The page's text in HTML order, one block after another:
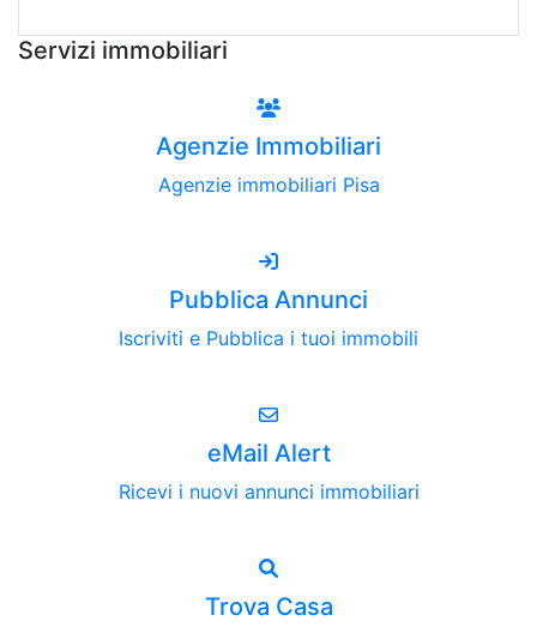
Servizi immobiliari
Agenzie Immobiliari
Agenzie immobiliari Pisa
Pubblica Annunci
Iscriviti e Pubblica i tuoi immobili
eMail Alert
Ricevi i nuovi annunci immobiliari
Trova Casa